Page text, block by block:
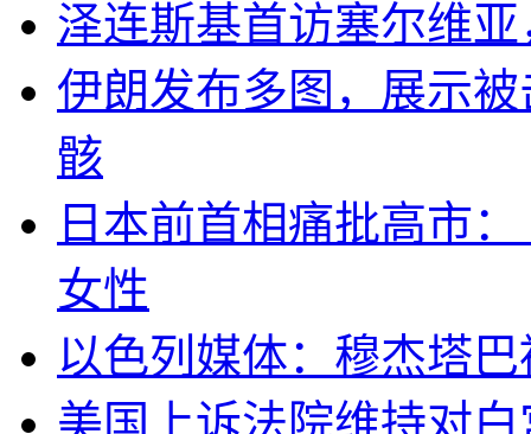
泽连斯基首访塞尔维
伊朗发布多图，展示
骸
日本前首相痛批高市
女性
以色列媒体：穆杰塔
美国上诉法院维持对